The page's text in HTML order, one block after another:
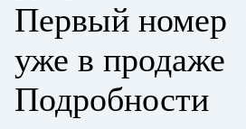
Первый номер
уже в продаже
Подробности